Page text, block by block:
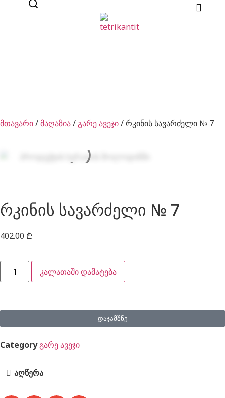
მთავარი/მაღაზია/გარე ავეჯი/ რკინის სავარძელი № 7
რკინის სავარძელი № 7
402.00 ₾
კალათაში დამატება
დაჯამშნე
Categoryგარე ავეჯი
აღწერა